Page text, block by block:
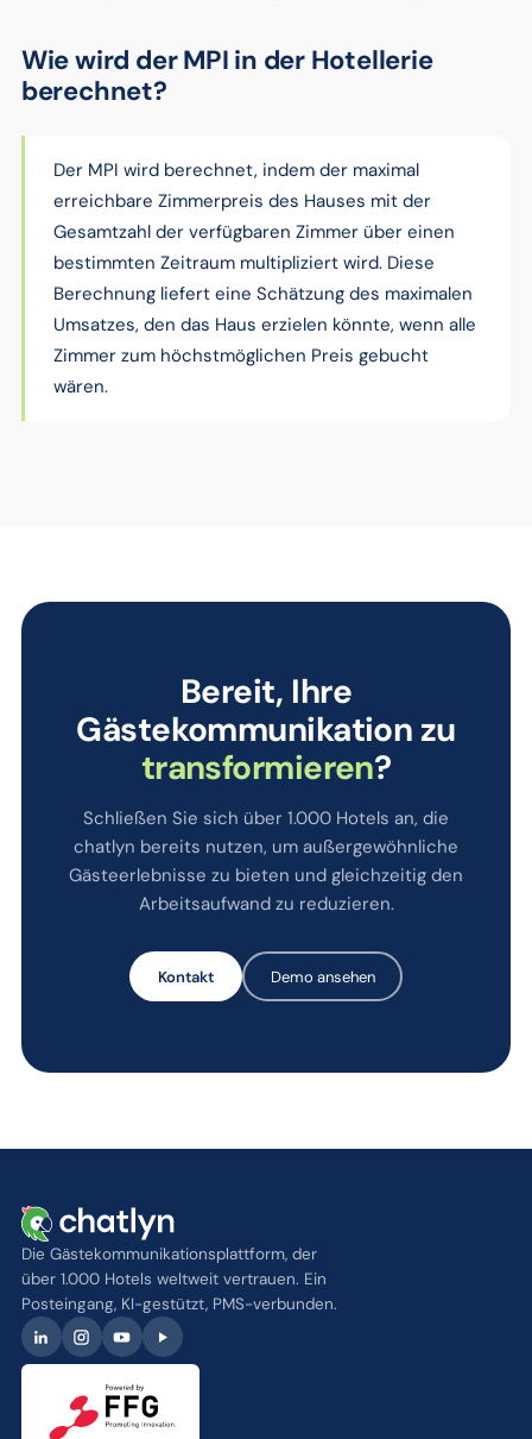
Wie wird der MPI in der Hotellerie
berechnet?
Der MPI wird berechnet, indem der maximal
erreichbare Zimmerpreis des Hauses mit der
Gesamtzahl der verfügbaren Zimmer über einen
bestimmten Zeitraum multipliziert wird. Diese
Berechnung liefert eine Schätzung des maximalen
Umsatzes, den das Haus erzielen könnte, wenn alle
Zimmer zum höchstmöglichen Preis gebucht
wären.
Bereit, Ihre
Gästekommunikation zu
transformieren?
Schließen Sie sich über 1.000 Hotels an, die
chatlyn bereits nutzen, um außergewöhnliche
Gästeerlebnisse zu bieten und gleichzeitig den
Arbeitsaufwand zu reduzieren.
Kontakt Demo ansehen
Die Gästekommunikationsplattform, der
über 1.000 Hotels weltweit vertrauen. Ein
Posteingang, KI-gestützt, PMS-verbunden.